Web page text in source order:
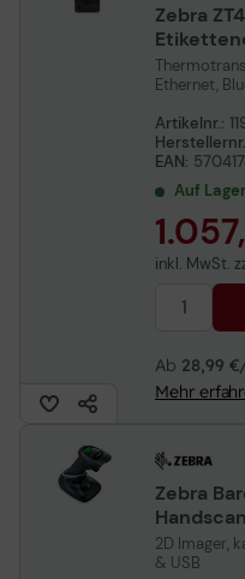
Zebra
Ethernet,
Artikelnr.:
EAN:
Auf Lager
inkl. MwSt.
Ab 28,99
Mehr
Zebra
schwarz
2D Imager,
& USB